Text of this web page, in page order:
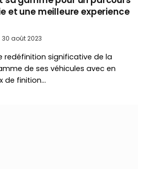
et une meilleure experience
30 août 2023
redéfinition significative de la
de ses véhicules avec en
de finition…